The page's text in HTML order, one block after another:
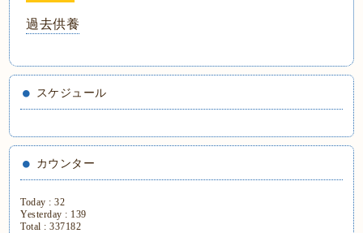
過去供養
スケジュール
カウンター
Today :32
Yesterday : 139
Total :337182